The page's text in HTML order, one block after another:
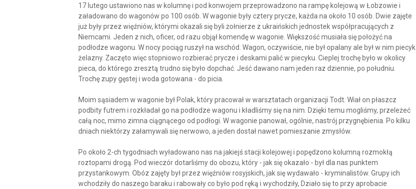
17 lutego ustawiono nas w kolumnę i pod konwojem przeprowadzono na rampę kolejową w Łobzowie i
załadowano do wagonów po 100 osób. W wagonie były cztery prycze, każda na około 10 osób. Dwie zajęte
już były przez więźniów, którymi okazali się byli żołnierze z ukraińskich jednostek współpracujących z
Niemcami. Jeden z nich, oficer, od razu objął komendę w wagonie. Większość musiała się położyć na
podłodze wagonu. W nocy pociąg ruszył na wschód. Wagon, oczywiście, nie był opalany ale był w nim piecyk
żelazny. Zaczęto więc stopniowo rozbierać prycze i deskami palić w piecyku. Cieplej trochę było w okolicy
pieca, do którego zresztą trudno się było dopchać. Jeść dawano nam jeden raz dziennie, po południu.
Trochę zupy gęstej i woda gotowana - do picia.
Moim sąsiadem w wagonie był Polak, który pracował w warsztatach organizacji Todt. Wiał on płaszcz
podbity futrem i rozkładał go na podłodze wagonu i kładliśmy się na nim. Dzięki temu mogliśmy, przeleżeć
całą noc, mimo zimna ciągnącego od podłogi. W wagonie panował, ogólnie, nastrój przygnębienia. Po kilku
dniach niektórzy załamywali się nerwowo, a jeden dostał nawet pomieszanie zmysłów.
Po około 2-ch tygodniach wyładowano nas na jakiejś stacji kolejowej i popędzono kolumną rozmokłą
roztopami drogą. Pod wieczór dotarliśmy do obozu, który - jak się okazało - był dla nas punktem
przystankowym. Obóz zajęty był przez więźniów rosyjskich, jak się wydawało - kryminalistów. Grupy ich
wchodziły do naszego baraku i rabowały co było pod ręką i wychodziły, Działo się to przy aprobacie